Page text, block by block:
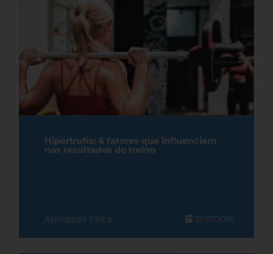
Hipertrofia: 6 fatores que influenciam
nos resultados do treino
Atividade física 31/07/2026